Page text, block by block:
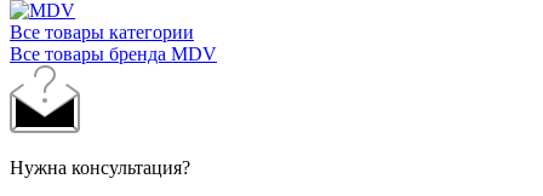
Все товары категории
Все товары бренда MDV
Нужна консультация?